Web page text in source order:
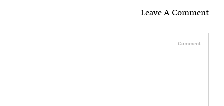
Leave A Comment
Comment